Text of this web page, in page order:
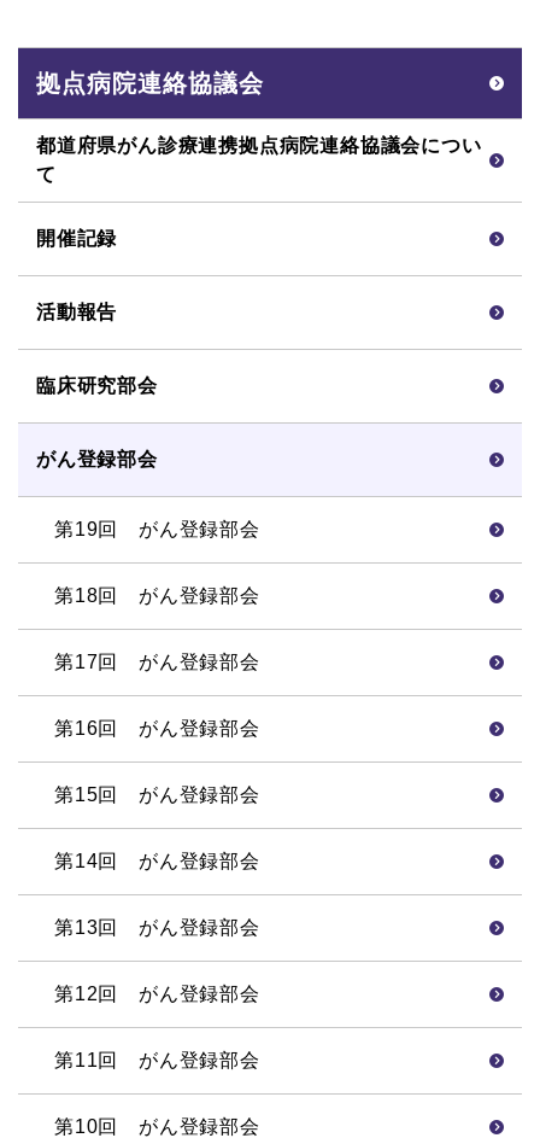
拠点病院連絡協議会
都道府県がん診療連携拠点病院連絡協議会につい
て
開催記録
活動報告
臨床研究部会
がん登録部会
第19回 がん登録部会
第18回 がん登録部会
第17回 がん登録部会
第16回 がん登録部会
第15回 がん登録部会
第14回 がん登録部会
第13回 がん登録部会
第12回 がん登録部会
第11回 がん登録部会
第10回 がん登録部会